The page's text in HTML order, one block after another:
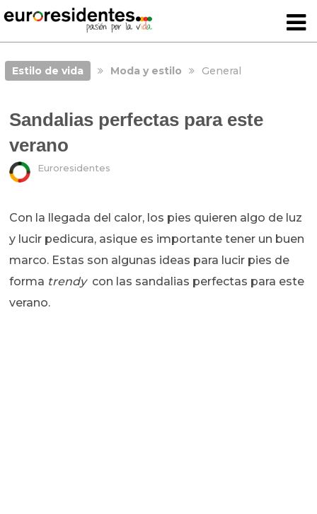
Estilo de vida Moda y estilo General
Sandalias perfectas para este
verano
Euroresidentes
Con la llegada del calor, los pies quieren algo de luz
y lucir pedicura, asique es importante tener un buen
marco. Estas son algunas ideas para lucir pies de
forma trendycon las sandalias perfectas para este
verano.